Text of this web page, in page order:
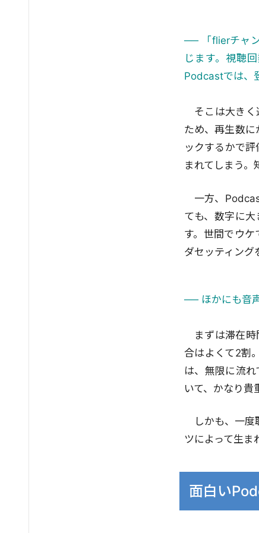
── 「flierチャ
じます。視聴
Podcastでは、
そこは大き
ため、再生数に
ックするかで
まれてしまう。
一方、
ても、数字に
す。世間でウ
ダセッティング
── ほかにも音
まずは滞在
合はよくて2割
は、無限に流
いて、かなり貴
しかも、一
ツによって生ま
面白い